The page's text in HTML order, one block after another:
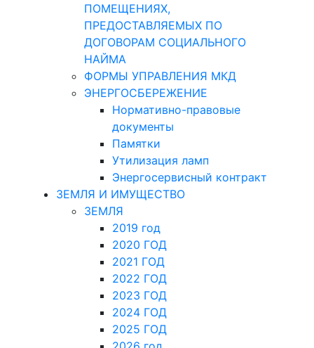
ПОМЕЩЕНИЯХ,
ПРЕДОСТАВЛЯЕМЫХ ПО
ДОГОВОРАМ СОЦИАЛЬНОГО
НАЙМА
ФОРМЫ УПРАВЛЕНИЯ МКД
ЭНЕРГОСБЕРЕЖЕНИЕ
Нормативно-правовые
документы
Памятки
Утилизация ламп
Энергосервисный контракт
ЗЕМЛЯ И ИМУЩЕСТВО
ЗЕМЛЯ
2019 год
2020 ГОД
2021 ГОД
2022 ГОД
2023 ГОД
2024 ГОД
2025 ГОД